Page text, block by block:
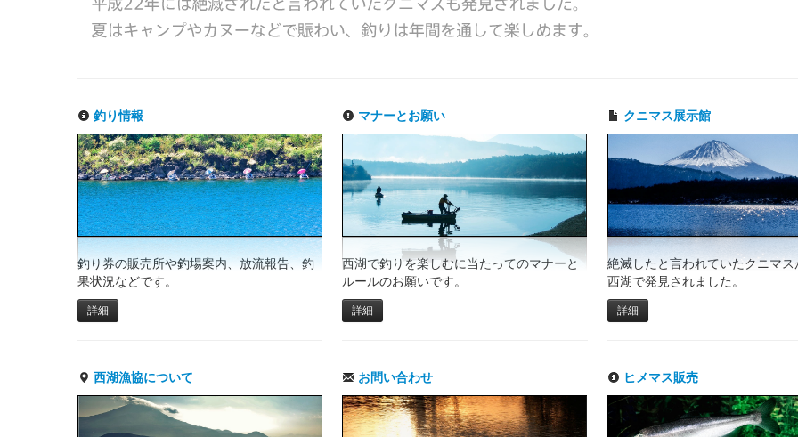
釣り情報
釣り券の販売所や釣場案内、放流報告、釣
果状況などです。
詳細
マナーとお願い
西湖で釣りを楽しむに当たってのマナーと
ルールのお願いです。
詳細
クニマス展示館
絶滅したと言われていたクニマ
西湖で発見されました。
詳細
西湖漁協について お問い合わせ ヒメマス販売